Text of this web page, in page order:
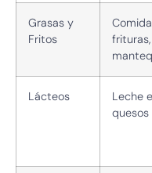
Grasas y
Fritos
frituras,
Lácteos
Leche
quesos